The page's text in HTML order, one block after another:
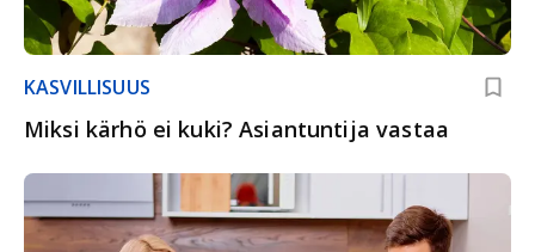
KASVILLISUUS
Miksi kärhö ei kuki? Asiantuntija vastaa